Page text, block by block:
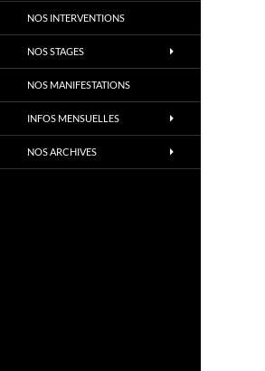
NOS INTERVENTIONS
NOS STAGES
NOS MANIFESTATIONS
INFOS MENSUELLES
NOS ARCHIVES